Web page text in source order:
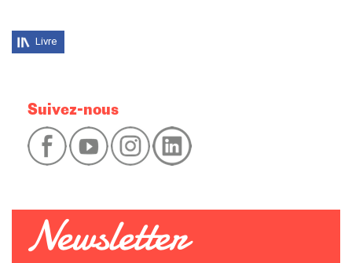
Livre
Suivez-nous